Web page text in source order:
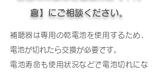
倉】にご相談ください。
補聴器は専用の乾電池を使用するため、
電池が切れたら交換が必要です。
電池寿命も使用状況などで電池切れにな